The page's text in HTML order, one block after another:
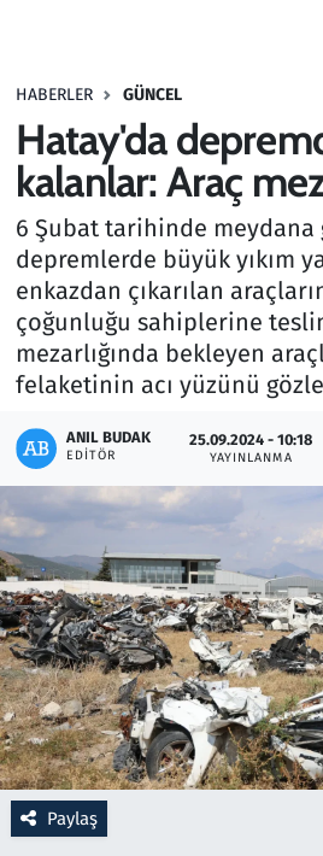
HABERLER GÜNCEL
Hatay'da
kalanlar: Araç
6 Şubat tarihinde meydana
depremlerde büyük yıkım
enkazdan çıkarılan
çoğunluğu sahiplerine
mezarlığında bekleyen
felaketinin acı yüzünü
ANIL BUDAK
EDITÖR
25.09.2024 - 10:18
YAYINLANMA
Paylaş
Haber
Kültür Sanat
Kurumsal Haberler
Lezzet Durağı
Memur ve Kamu
Resmi İlanlar
Rüya Tabirleri
Sağlık
Savunma Sanayi
Seçim 2023